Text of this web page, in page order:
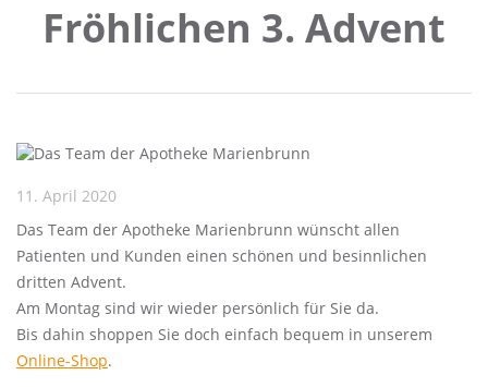
Fröhlichen 3. Advent
11. April 2020
Das Team der Apotheke Marienbrunn wünscht allen
Patienten und Kunden einen schönen und besinnlichen
dritten Advent.
Am Montag sind wir wieder persönlich für Sie da.
Bis dahin shoppen Sie doch einfach bequem in unserem
Online-Shop.